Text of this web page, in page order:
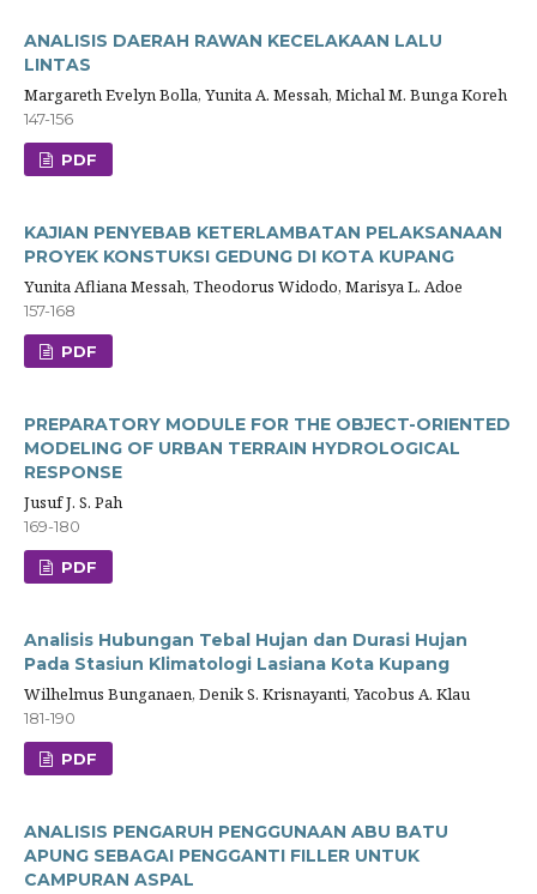
ANALISIS DAERAH RAWAN KECELAKAAN LALU
LINTAS
Margareth Evelyn Bolla, Yunita A. Messah, Michal M. Bunga Koreh
147-156
PDF
KAJIAN PENYEBAB KETERLAMBATAN PELAKSANAAN
PROYEK KONSTUKSI GEDUNG DI KOTA KUPANG
Yunita Afliana Messah, Theodorus Widodo, Marisya L. Adoe
157-168
PDF
PREPARATORY MODULE FOR THE OBJECT-ORIENTED
MODELING OF URBAN TERRAIN HYDROLOGICAL
RESPONSE
Jusuf J. S. Pah
169-180
PDF
Analisis Hubungan Tebal Hujan dan Durasi Hujan
Pada Stasiun Klimatologi Lasiana Kota Kupang
Wilhelmus Bunganaen, Denik S. Krisnayanti, Yacobus A. Klau
181-190
PDF
ANALISIS PENGARUH PENGGUNAAN ABU BATU
APUNG SEBAGAI PENGGANTI FILLER UNTUK
CAMPURAN ASPAL